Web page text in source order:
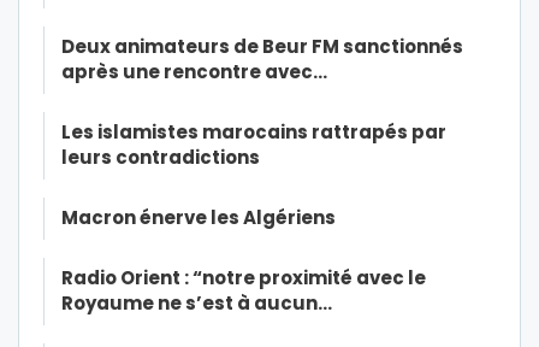
Deux animateurs de Beur FM sanctionnés
après une rencontre avec…
Les islamistes marocains rattrapés par
leurs contradictions
Macron énerve les Algériens
Radio Orient : “notre proximité avec le
Royaume ne s’est à aucun…